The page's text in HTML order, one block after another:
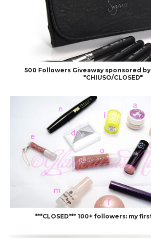
500 Followers Giveaway sponsored
*CHIUSO/CLOSED*
***CLOSED*** 100+ followers: my